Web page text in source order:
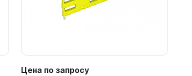
Цена по запросу